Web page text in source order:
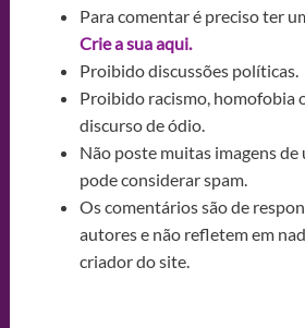
Para comentar é preciso ter
Crie a sua aqui.
Proibido discussões políticas.
Proibido racismo, homofobia
discurso de ódio.
Não poste muitas imagens de
pode considerar spam.
Os comentários são de
autores e não refletem em
criador do site.